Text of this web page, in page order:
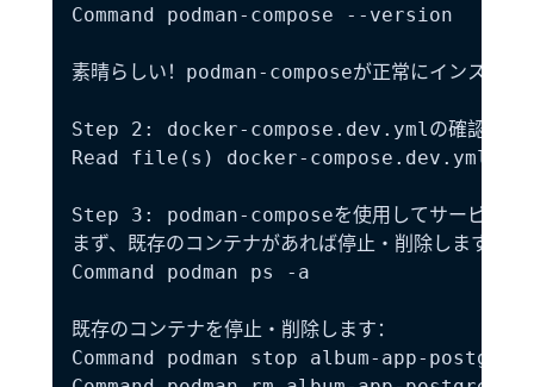
Command podman-compose --version
素晴らしい！podman-composeが正常にインストー
Step 2: docker-compose.dev.ymlの確認
Read file(s) docker-compose.dev.yml
Step 3: podman-composeを使用してサービスを
まず、既存のコンテナがあれば停止・削除します：
Command podman ps -a
既存のコンテナを停止・削除します：
Command podman stop album-app-